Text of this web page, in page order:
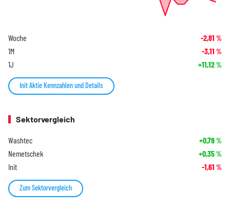
Woche -2,81 %
1M -3,11 %
1J +11,12%
Init Aktie Kennzahlen und Details
Sektorvergleich
Washtec +0,79%
Nemetschek +0,35%
Init -1,61 %
Zum Sektorvergleich